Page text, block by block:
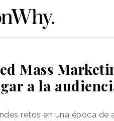
Mass
a la
retos en una época de